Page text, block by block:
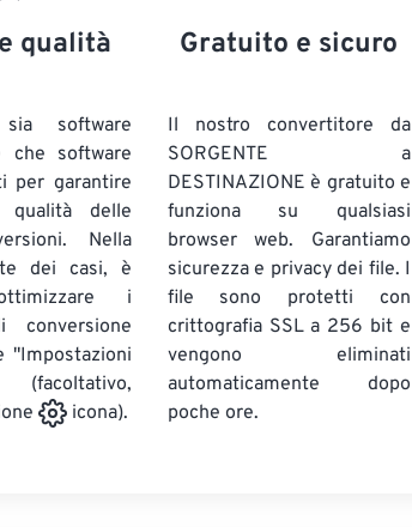
qualità
sia software
che software
per garantire
qualità delle
Nella
dei casi, è
i
conversione
"Impostazioni
icona).
Gratuito e sicuro
Il nostro convertitore da
SORGENTE a
DESTINAZIONE è gratuito e
funziona su qualsiasi
browser web. Garantiamo
sicurezza e privacy dei file. I
file sono protetti con
crittografia SSL a 256 bit e
vengono eliminati
automaticamente dopo
poche ore.